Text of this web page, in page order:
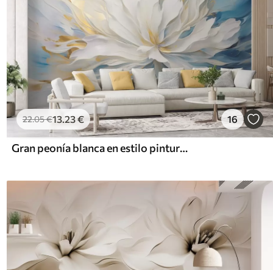
22.05€13.23€ 16
Gran peonía blanca en estilo pintura al óleo sobre fondo azul y amarillo